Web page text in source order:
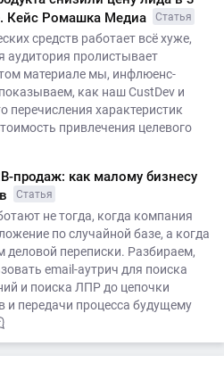
Кейс Ромашка Медиа
Статья
средств работает всё хуже,
аудитория пролистывает
материале мы, инфлюенс-
как наш CustDev и
перечисления характеристик
привлечения целевого
продаж: как малому бизнесу
Статья
не тогда, когда компания
по случайной базе, а когда
деловой переписки. Разбираем,
email-аутрич для поиска
и поиска ЛПР до цепочки
и передачи процесса будущему